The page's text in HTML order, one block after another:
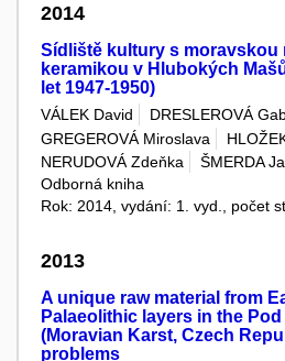
2014
Sídliště kultury s moravskou
keramikou v Hlubokých
let 1947-1950)
VÁLEK David
DRESLEROVÁ
GREGEROVÁ Miroslava
NERUDOVÁ Zdeňka
ŠMERDA
Odborná kniha
Rok: 2014, vydání: 1. vyd., počet
2013
A unique raw material from
Palaeolithic layers in the
(Moravian Karst, Czech
problems